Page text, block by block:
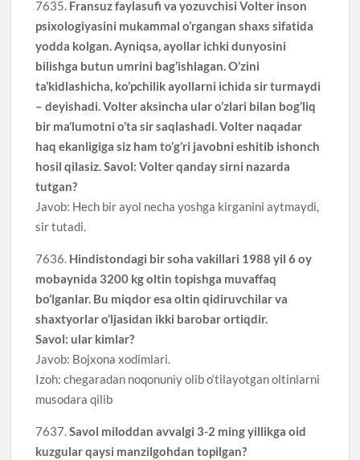
7635. Fransuz faylasufi va yozuvchisi Volter inson
psixologiyasini mukammal o’rgangan shaxs sifatida
yodda kolgan. Ayniqsa, ayollar ichki dunyosini
bilishga butun umrini bag’ishlagan. O’zini
ta’kidlashicha, ko’pchilik ayollarni ichida sir turmaydi
– deyishadi. Volter aksincha ular o’zlari bilan bog’liq
bir ma’lumotni o’ta sir saqlashadi. Volter naqadar
haq ekanligiga siz ham to’g’ri javobni eshitib ishonch
hosil qilasiz. Savol: Volter qanday sirni nazarda
tutgan?
Javob: Hech bir ayol necha yoshga kirganini aytmaydi,
sir tutadi.
7636. Hindistondagi bir soha vakillari 1988 yil 6 oy
mobaynida 3200 kg oltin topishga muvaffaq
bo‘lganlar. Bu miqdor esa oltin qidiruvchilar va
shaxtyorlar o‘ljasidan ikki barobar ortiqdir.
Savol: ular kimlar?
Javob: Bojxona xodimlari.
Izoh: chegaradan noqonuniy olib o‘tilayotgan oltinlarni
musodara qilib
7637.Savol miloddan avvalgi 3-2 ming yillikga oid
kuzgular qaysi manzilgohdan topilgan?